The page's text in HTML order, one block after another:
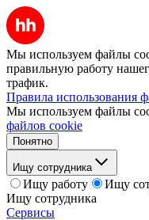
Мы используем файлы
правильную работу
трафик.
Правила использования
Мы используем файлы
файлов cookie
Понятно
Ищу сотрудника
Ищу работу
Ищу
Ищу сотрудника
Сервисы